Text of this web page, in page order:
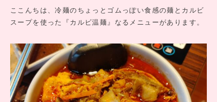
アクセス
ここんちは、冷麺のちょっとゴムっぽい食感の麺とカルビ
スープを使った『カルビ温麺』なるメニューがあります。